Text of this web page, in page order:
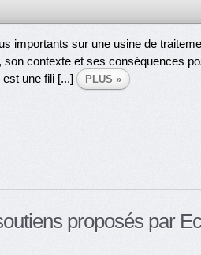
importants sur une usine de
contexte et ses conséquences
une fili [...]
PLUS »
proposés par